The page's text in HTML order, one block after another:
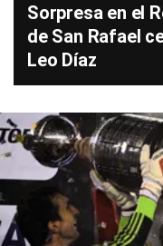
Sorpresa en el
de San Rafael
Leo Díaz